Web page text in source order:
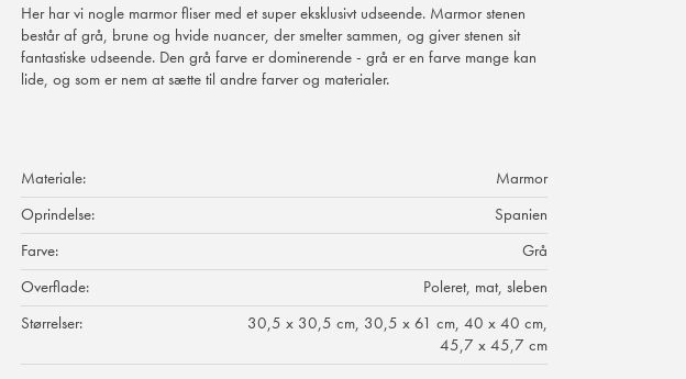
Her har vi nogle marmor fliser med et super eksklusivt udseende. Marmor stenen
består af grå, brune og hvide nuancer, der smelter sammen, og giver stenen sit
fantastiske udseende. Den grå farve er dominerende - grå er en farve mange kan
lide, og som er nem at sætte til andre farver og materialer.
Materiale:
Marmor
Oprindelse:
Spanien
Farve:
Grå
Overflade:
Poleret, mat, sleben
Størrelser:
30,5 x 30,5 cm, 30,5 x 61 cm, 40 x 40 cm,
45,7 x 45,7 cm